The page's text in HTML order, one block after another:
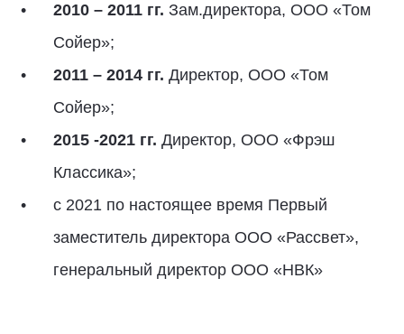
2010 – 2011 гг. Зам.директора, ООО «Том
Сойер»;
2011 – 2014 гг. Директор, ООО «Том
Сойер»;
2015 -2021 гг. Директор, ООО «Фрэш
Классика»;
с 2021 по настоящее время Первый
заместитель директора ООО «Рассвет»,
генеральный директор ООО «НВК»